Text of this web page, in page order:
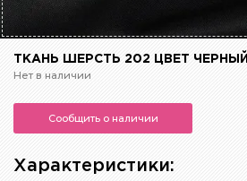
ТКАНЬ ШЕРСТЬ 202 ЦВЕТ ЧЕРНЫЙ
Нет в наличии
Сообщить о наличии
Характеристики: